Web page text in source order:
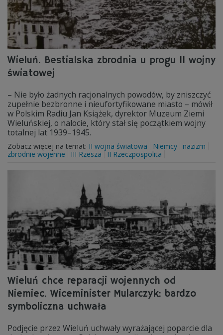
Wieluń. Bestialska zbrodnia u progu II wojny
światowej
– Nie było żadnych racjonalnych powodów, by zniszczyć
zupełnie bezbronne i nieufortyfikowane miasto – mówił
w Polskim Radiu Jan Książek, dyrektor Muzeum Ziemi
Wieluńskiej, o nalocie, który stał się początkiem wojny
totalnej lat 1939–1945.
Zobacz więcej na temat: II wojna światowa Niemcy
nazizm
zbrodnie wojenne
III Rzesza II Rzeczpospolita
Wieluń chce reparacji wojennych od
Niemiec. Wiceminister Mularczyk: bardzo
symboliczna uchwała
Podjęcie przez Wieluń uchwały wyrażającej poparcie dla